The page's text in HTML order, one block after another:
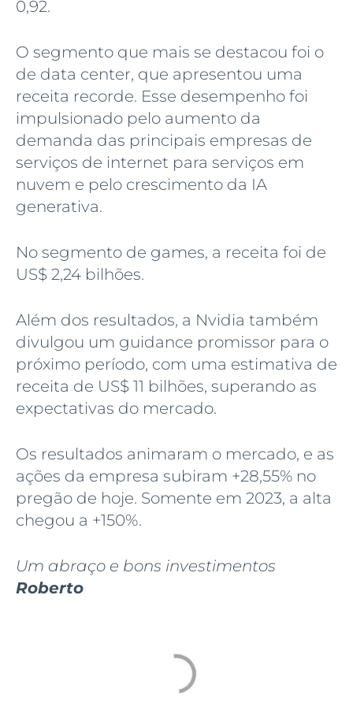
0,92.
O segmento que mais se destacou foi o
de data center, que apresentou uma
receita recorde. Esse desempenho foi
impulsionado pelo aumento da
demanda das principais empresas de
serviços de internet para serviços em
nuvem e pelo crescimento da IA
generativa.
No segmento de games, a receita foi de
US$ 2,24 bilhões.
Além dos resultados, a Nvidia também
divulgou um guidance promissor para o
próximo período, com uma estimativa de
receita de US$ 11 bilhões, superando as
expectativas do mercado.
Os resultados animaram o mercado, e as
ações da empresa subiram +28,55% no
pregão de hoje. Somente em 2023, a alta
chegou a +150%.
Um abraço e bons investimentos
Roberto